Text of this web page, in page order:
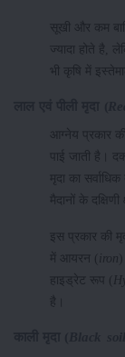
सूखी और कम
ज्यादा होते है,
भी कृषि में
आग्नेय प्रकार की
पाई जाती है।
मृदा का
मैदानों के
इस प्रकार की
में आयरन ( iron
हाइड्रेट रूप (
है।